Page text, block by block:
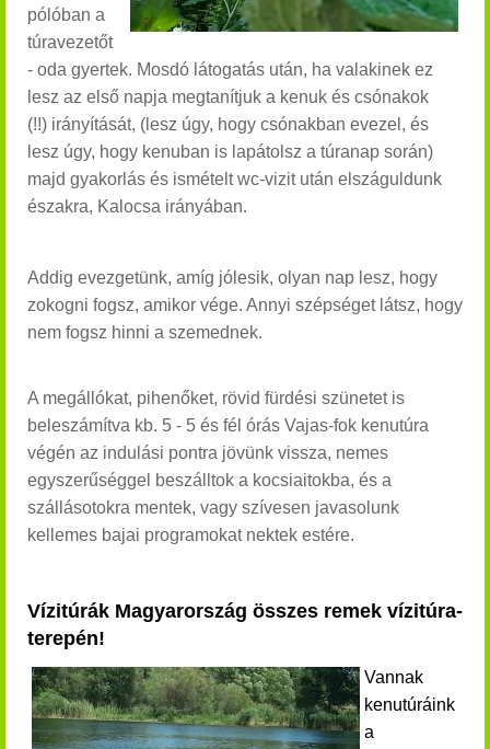
pólóban a
túravezetőt
- oda gyertek. Mosdó látogatás után, ha valakinek ez
lesz az első napja megtanítjuk a kenuk és csónakok
(!!) irányítását, (lesz úgy, hogy csónakban evezel, és
lesz úgy, hogy kenuban is lapátolsz a túranap során)
majd gyakorlás és ismételt wc-vizit után elszáguldunk
északra, Kalocsa irányában.
Addig evezgetünk, amíg jólesik, olyan nap lesz, hogy
zokogni fogsz, amikor vége. Annyi szépséget látsz, hogy
nem fogsz hinni a szemednek.
A megállókat, pihenőket, rövid fürdési szünetet is
beleszámítva kb. 5 - 5 és fél órás Vajas-fok kenutúra
végén az indulási pontra jövünk vissza, nemes
egyszerűséggel beszálltok a kocsiaitokba, és a
szállásotokra mentek, vagy szívesen javasolunk
kellemes bajai programokat nektek estére.
Vízitúrák Magyarország összes remek vízitúra-
terepén!
Vannak
kenutúráink
a